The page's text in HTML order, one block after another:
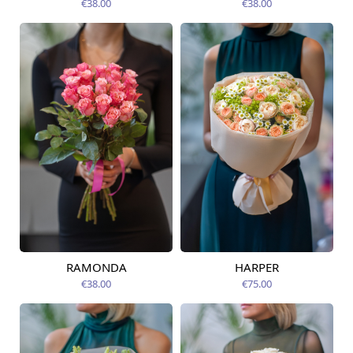
€38.00 €38.00
Pieejams šodien
RAMONDA
€38.00
Pieejams šodien
HARPER
€75.00